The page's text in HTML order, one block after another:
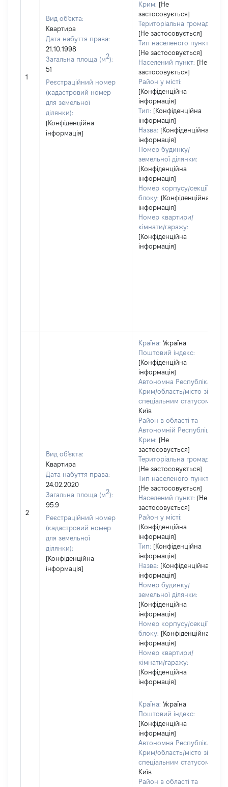
1
Вид об'єкта:
Квартира
Дата набуття права:
21.10.1998
Загальна площа (м2):
51
Реєстраційний номер
(кадастровий номер
для земельної
ділянки):
[Конфіденційна
інформація]
Крим: [Не
застосовується]
Територіальна громада:
[Не застосовується]
Тип населеного пункту:
[Не застосовується]
Населений пункт: [Не
застосовується]
Район у місті:
[Конфіденційна
інформація]
Тип: [Конфіденційна
інформація]
Назва: [Конфіденційна
інформація]
Номер будинку/
земельної ділянки:
[Конфіденційна
інформація]
Номер корпусу/секції/
блоку: [Конфіденційна
інформація]
Номер квартири/
кімнати/гаражу:
[Конфіденційна
інформація]
2
Вид об'єкта:
Квартира
Дата набуття права:
24.02.2020
Загальна площа (м2):
95.9
Реєстраційний номер
(кадастровий номер
для земельної
ділянки):
[Конфіденційна
інформація]
Країна: Україна
Поштовий індекс:
[Конфіденційна
інформація]
Автономна Республіка
Крим/область/місто зі
спеціальним статусом:
Київ
Район в області та
Автономній Республіці
Крим: [Не
застосовується]
Територіальна громада:
[Не застосовується]
Тип населеного пункту:
[Не застосовується]
Населений пункт: [Не
застосовується]
Район у місті:
[Конфіденційна
інформація]
Тип: [Конфіденційна
інформація]
Назва: [Конфіденційна
інформація]
Номер будинку/
земельної ділянки:
[Конфіденційна
інформація]
Номер корпусу/секції/
блоку: [Конфіденційна
інформація]
Номер квартири/
кімнати/гаражу:
[Конфіденційна
інформація]
Країна: Україна
Поштовий індекс:
[Конфіденційна
інформація]
Автономна Республіка
Крим/область/місто зі
спеціальним статусом:
Київ
Район в області та